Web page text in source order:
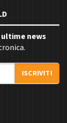
ultime news
ISCRIVITI